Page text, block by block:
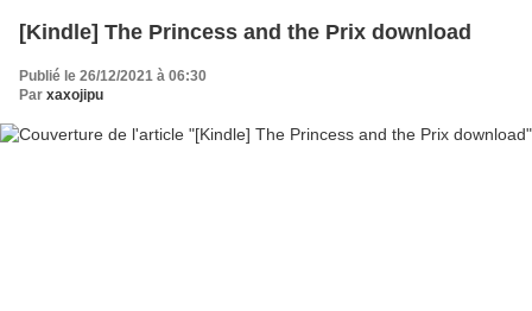
[Kindle] The Princess and the Prix download
Publié le 26/12/2021 à 06:30
Par xaxojipu